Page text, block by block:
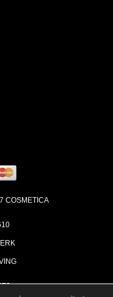
COSMETICA